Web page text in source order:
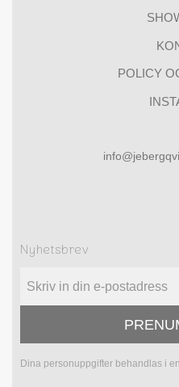
POLICY
Nyhetsbrev
Dina personuppgifter behandlas i